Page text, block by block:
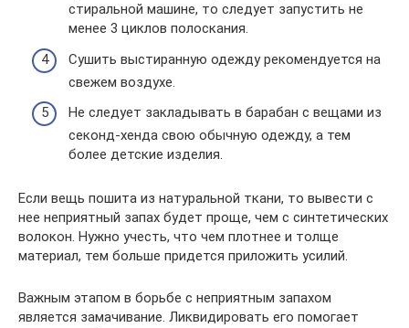
стиральной машине, то следует запустить не
менее 3 циклов полоскания.
Сушить выстиранную одежду рекомендуется на
свежем воздухе.
Не следует закладывать в барабан с вещами из
секонд-хенда свою обычную одежду, а тем
более детские изделия.
Если вещь пошита из натуральной ткани, то вывести с
нее неприятный запах будет проще, чем с синтетических
волокон. Нужно учесть, что чем плотнее и толще
материал, тем больше придется приложить усилий.
Важным этапом в борьбе с неприятным запахом
является замачивание. Ликвидировать его помогает